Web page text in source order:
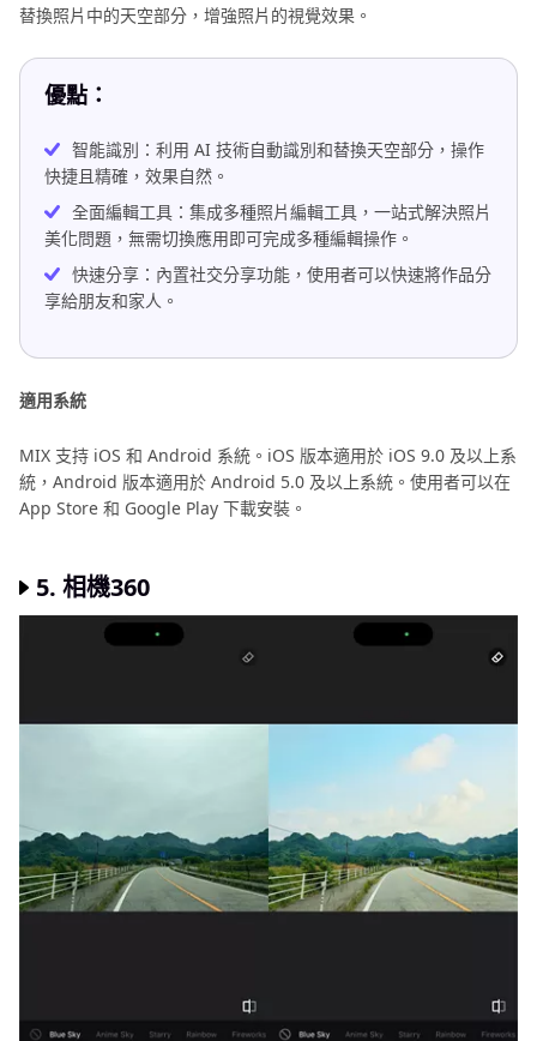
替換照片中的天空部分，增強照片的視覺效果。
優點：
智能識別：利用 AI 技術自動識別和替換天空部分，操作
快捷且精確，效果自然。
全面編輯工具：集成多種照片編輯工具，一站式解決照片
美化問題，無需切換應用即可完成多種編輯操作。
快速分享：內置社交分享功能，使用者可以快速將作品分
享給朋友和家人。
適用系統
MIX 支持 iOS 和 Android 系統。iOS 版本適用於 iOS 9.0 及以上系
統，Android 版本適用於 Android 5.0 及以上系統。使用者可以在
App Store 和 Google Play 下載安裝。
5. 相機360